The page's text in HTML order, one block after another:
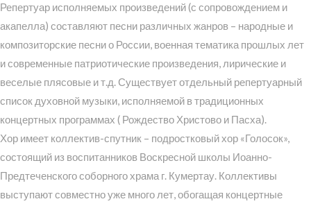
Репертуар исполняемых произведений (с сопровождением и
акапелла) составляют песни различных жанров – народные и
композиторские песни о России, военная тематика прошлых лет
и современные патриотические произведения, лирические и
веселые плясовые и т.д. Существует отдельный репертуарный
список духовной музыки, исполняемой в традиционных
концертных программах ( Рождество Христово и Пасха).
Хор имеет коллектив-спутник – подростковый хор «Голосок»,
состоящий из воспитанников Воскресной школы Иоанно-
Предтеченского соборного храма г. Кумертау. Коллективы
выступают совместно уже много лет, обогащая концертные